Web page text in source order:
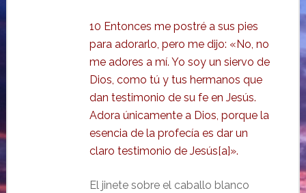
10 Entonces me postré a sus pies
para adorarlo, pero me dijo: «No, no
me adores a mí. Yo soy un siervo de
Dios, como tú y tus hermanos que
dan testimonio de su fe en Jesús.
Adora únicamente a Dios, porque la
esencia de la profecía es dar un
claro testimonio de Jesús[a]».
El jinete sobre el caballo blanco